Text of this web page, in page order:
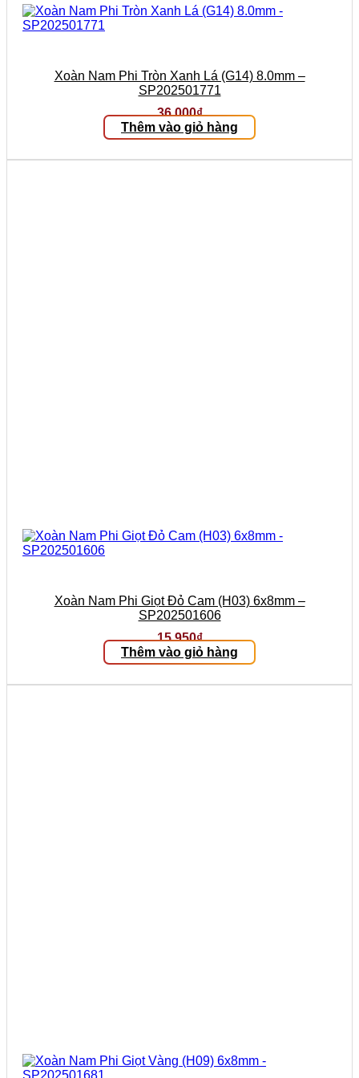
Xoàn Nam Phi Tròn Xanh Lá (G14) 8.0mm –
SP202501771
36.000₫
Thêm vào giỏ hàng
Xoàn Nam Phi Giọt Đỏ Cam (H03) 6x8mm –
SP202501606
15.950₫
Thêm vào giỏ hàng